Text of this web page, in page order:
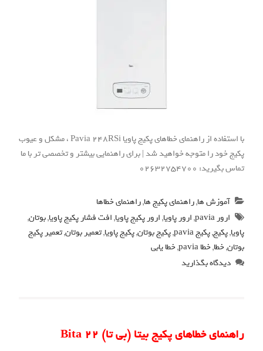
با استفاده از راهنمای خطاهای پکیج پاویا Pavia 248RSi ، مشکل و عیوب
پکیج خود را متوجه خواهید شد | برای راهنمایی بیشتر و تخصصی تر با ما
تماس بگیرید: 02632754700
آموزش ها,راهنمای پکیج ها,راهنمای خطاها
ارور pavia
,ارور پاویا,ارور پکیج پاویا,افت فشار پکیج پاویا,بوتان,
پاویا,پکیج,پکیج pavia ,پکیج بوتان,پکیج پاویا,تعمیر بوتان,تعمیر پکیج
بوتان,خطا,خطا pavia ,خطا یابی
دیدگاه بگذارید
راهنمای خطاهای پکیج بیتا (بی تا) Bita 22